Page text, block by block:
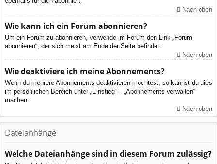
Nach oben
Wie kann ich ein Forum abonnieren?
Um ein Forum zu abonnieren, verwende im Forum den Link „Forum
abonnieren“, der sich meist am Ende der Seite befindet.
Nach oben
Wie deaktiviere ich meine Abonnements?
Wenn du mehrere Abonnements deaktivieren möchtest, so kannst du dies
im persönlichen Bereich unter „Einstieg“ – „Abonnements verwalten“
machen.
Nach oben
Dateianhänge
Welche Dateianhänge sind in diesem Forum zulässig?